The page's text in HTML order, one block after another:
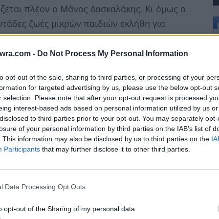
- Do Not Process My Personal Information
opt-out of the sale, sharing to third parties, or processing of your
for targeted advertising by us, please use the below opt-out
selection. Please note that after your opt-out request is processed
interest-based ads based on personal information utilized by us
to third parties prior to your opt-out. You may separately
of your personal information by third parties on the IAB’s list of
This information may also be disclosed by us to third parties on the
Participants that may further disclose it to other third parties.
Data Processing Opt Outs
opt-out of the Sharing of my personal data.
πλέον ο Μάνος Δασκαλάκης. Κι όμως ο
ζωές μικρών παιδιών εκλήθη για
από τον Ηλιάδη καθώς
με όλα όσα υποστήριξε μιλώντας σε Space
πίσω από το “επεισόδιο” της κόρης του
ότι έλεγε τότε στον γιατρό και στο
τρελή, δεν σημαίνει ότι την
για εγκληματική ενέργεια.
6